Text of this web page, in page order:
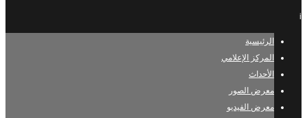
i
الرئيسية
المركز الإعلامي
الأحداث
معرض الصور
معرض الفيديو